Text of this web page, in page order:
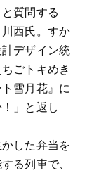
質問する
西氏。すか
デザイン統
ごトキめき
雪月花』に
」と返し
した弁当を
る列車で、